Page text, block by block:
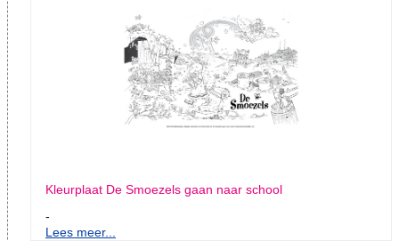
Kleurplaat De Smoezels gaan naar school
-
Lees meer...